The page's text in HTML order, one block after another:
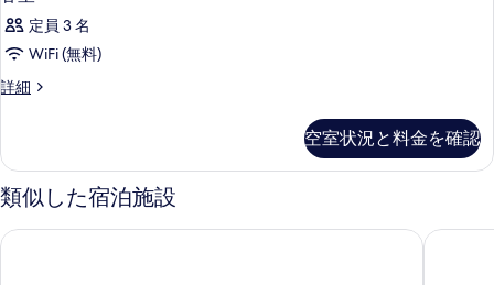
べ
て
の
を
表
示
細
定員 3 名
WiFi (無料)
詳細
客
細
空室状況と料金を確認
類似した宿泊施設
スタイルズ ホテル サンデ